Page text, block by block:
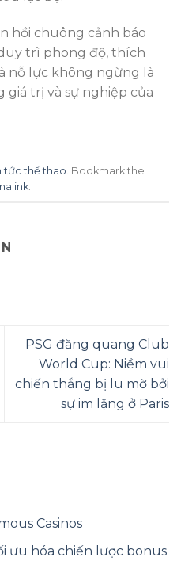
hồi chuông cảnh báo
trì phong độ, thích
nỗ lực không ngừng là
trị và sự nghiệp của
tức thể thao. Bookmark the
.
PSG đăng quang Club
World Cup: Niềm vui
chiến thắng bị lu mờ bởi
sự im lặng ở Paris
Casinos
ưu hóa chiến lược bonus